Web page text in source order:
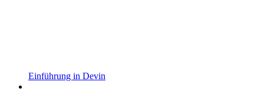
Einführung in Devin